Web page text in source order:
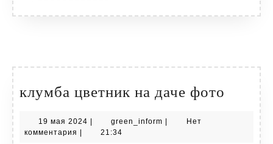
клумба цветник на даче фото
19 мая 2024 19
мая
| green_inform green_inform
|
Нет
комментария | 21:34